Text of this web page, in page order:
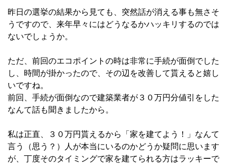
昨日の選挙の結果から見ても、突然話が消える事も無さそ
うですので、来年早々にはどうなるかハッキリするのでは
ないでしょうか。
ただ、前回のエコポイントの時は非常に手続が面倒でした
し、時間が掛かったので、その辺を改善して貰えると嬉し
いですね。
前回、手続が面倒なので建築業者が３０万円分値引をした
なんて話も聞きましたから。
私は正直、３０万円貰えるから「家を建てよう！」なんて
言う（思う？）人が本当にいるのかどうか疑問に思います
が、丁度そのタイミングで家を建てられる方はラッキーで